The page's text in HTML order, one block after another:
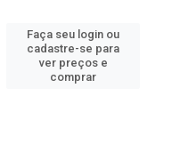
Faça seu login ou
cadastre-se para
ver preços e
comprar